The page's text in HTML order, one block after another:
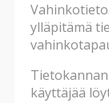
ylläpitämä
käyttäjää